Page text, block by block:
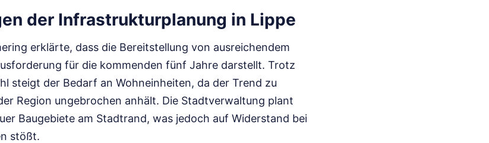
der Infrastrukturplanung in Lippe
erklärte, dass die Bereitstellung von ausreichendem
für die kommenden fünf Jahre darstellt. Trotz
steigt der Bedarf an Wohneinheiten, da der Trend zu
Region ungebrochen anhält. Die Stadtverwaltung plant
Baugebiete am Stadtrand, was jedoch auf Widerstand bei
stößt.